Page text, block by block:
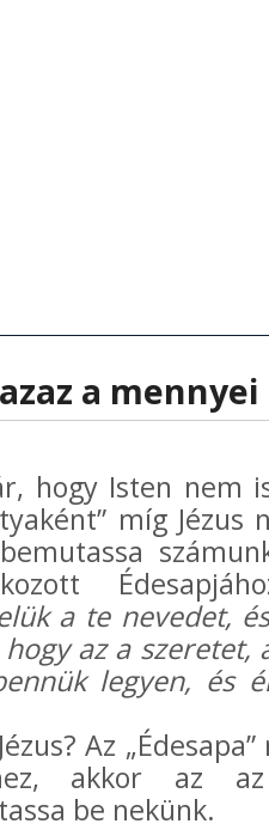
a mennyei
hogy Isten nem
míg Jézus
a te nevedet,
az a szeretet,
legyen, és
Az
akkor az
be nekünk.